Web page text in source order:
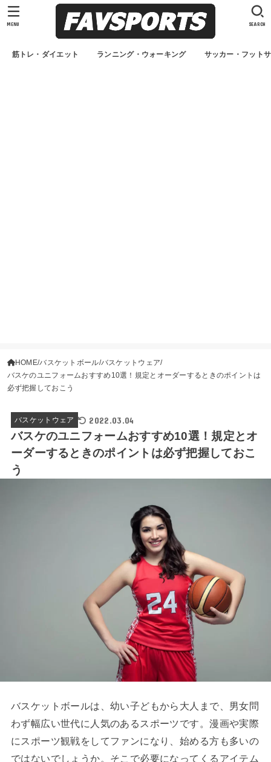
筋トレ・ダイエット ランニング・ウォーキング サッカー・フット
SEARCH
MENU
HOME バスケットボール バスケットウェア
バスケのユニフォームおすすめ10選！規定とオーダーするときのポイントは
必ず把握しておこう
バスケットウェア 2022.03.04
バスケのユニフォームおすすめ10選！規定とオ
ーダーするときのポイントは必ず把握しておこ
う
バスケットボールは、幼い子どもから大人まで、男女問
わず幅広い世代に人気のあるスポーツです。漫画や実際
にスポーツ観戦をしてファンになり、始める方も多いの
ではないでしょうか。そこで必要になってくるアイテム